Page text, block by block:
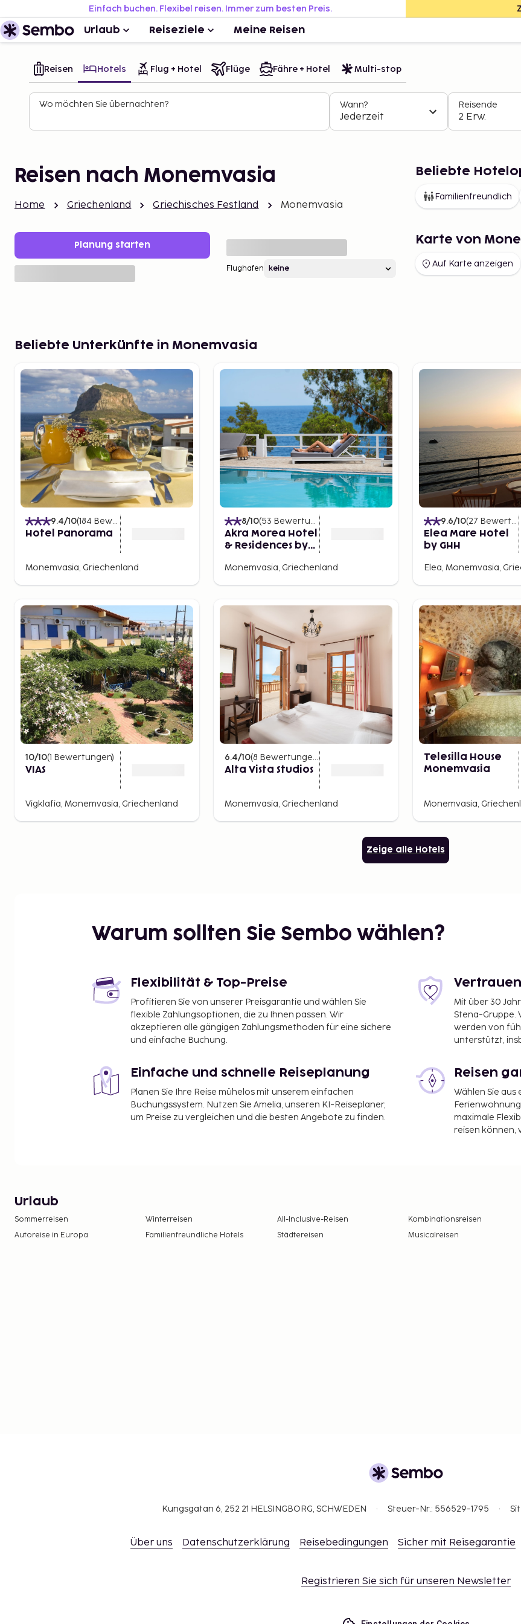
Einfach buchen. Flexibel reisen. Immer zum besten Preis.
Urlaub Reiseziele Meine Reisen
Reisen Hotels Flug + Hotel Flüge Fähre + Hotel Multi-stop
Wo möchten Sie übernachten? Wann?
Jederzeit
Reisende
2 Erw.
Reisen nach Monemvasia
Home Griechenland Griechisches Festland Monemvasia
Planung starten
Flughafen
Beliebte
Familienfreundlich
Karte von
Auf Karte anzeigen
Beliebte Unterkünfte in Monemvasia
9.4/10(184 Bewertungen
Hotel Panorama
Monemvasia, Griechenland
8/10(53 Bewertungen
Akra Morea Hotel
& Residences by
Monemvasia, Griechenland
9.6/10(27 Bewertungen
Elea Mare Hotel
by GHH
Elea, Monemvasia,
10/10(1 Bewertungen)
VIAS
Vigklafia, Monemvasia, Griechenland
6.4/10(8 Bewertungen )
Alta Vista Studios
Monemvasia, Griechenland
Telesilla House
Monemvasia
Monemvasia,
Zeige alle Hotels
Warum sollten Sie Sembo wählen?
Flexibilität & Top-Preise
Profitieren Sie von unserer Preisgarantie und wählen Sie
flexible Zahlungsoptionen, die zu Ihnen passen. Wir
akzeptieren alle gängigen Zahlungsmethoden für eine sichere
und einfache Buchung.
Mit über 30
Stena-Gruppe.
werden von
unterstützt,
Einfache und schnelle Reiseplanung
Planen Sie Ihre Reise mühelos mit unserem einfachen
Buchungssystem. Nutzen Sie Amelia, unseren KI-Reiseplaner,
um Preise zu vergleichen und die besten Angebote zu finden.
Reisen
Wählen Sie
maximale
reisen können,
Urlaub
Sommerreisen Winterreisen All-Inclusive-Reisen Kombinationsreisen
Autoreise in Europa
Familienfreundliche Hotels Städtereisen Musicalreisen
Kungsgatan 6, 252 21 HELSINGBORG, SCHWEDEN Steuer-Nr.: 556529-1795
Über uns Datenschutzerklärung Reisebedingungen Sicher mit Reisegarantie
Registrieren Sie sich für unseren Newsletter